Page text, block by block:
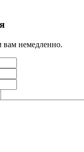
вам немедленно.